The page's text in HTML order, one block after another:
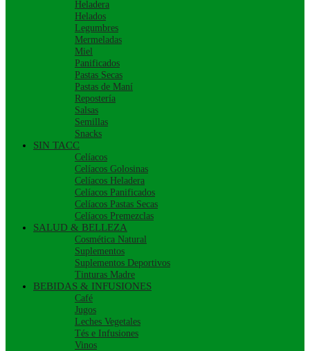
Heladera
Helados
Legumbres
Mermeladas
Miel
Panificados
Pastas Secas
Pastas de Maní
Repostería
Salsas
Semillas
Snacks
SIN TACC
Celíacos
Celíacos Golosinas
Celíacos Heladera
Celíacos Panificados
Celíacos Pastas Secas
Celíacos Premezclas
SALUD & BELLEZA
Cosmética Natural
Suplementos
Suplementos Deportivos
Tinturas Madre
BEBIDAS & INFUSIONES
Café
Jugos
Leches Vegetales
Tés e Infusiones
Vinos